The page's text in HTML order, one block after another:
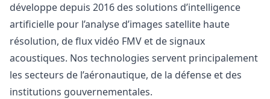
développe depuis 2016 des solutions d’intelligence
artificielle pour l’analyse d’images satellite haute
résolution, de flux vidéo FMV et de signaux
acoustiques. Nos technologies servent principalement
les secteurs de l’aéronautique, de la défense et des
institutions gouvernementales.